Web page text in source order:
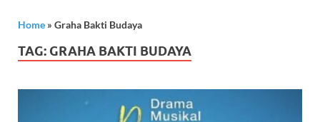
Home » Graha Bakti Budaya
TAG: GRAHA BAKTI BUDAYA